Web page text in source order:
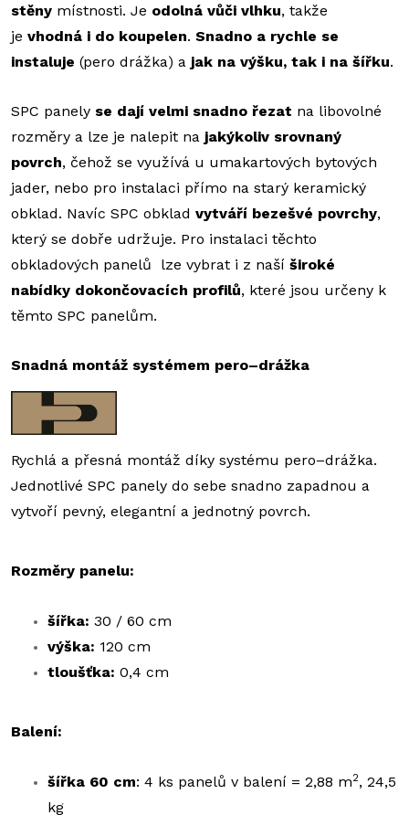
stěny místnosti. Je odolná vůči vlhku, takže
je vhodná i do koupelen. Snadno a rychle se
instaluje (pero drážka) a jak na výšku, tak i na šířku.
SPC panely se dají velmi snadno řezat na libovolné
rozměry a lze je nalepit na jakýkoliv srovnaný
povrch, čehož se využívá u umakartových bytových
jader, nebo pro instalaci přímo na starý keramický
obklad. Navíc SPC obklad vytváří bezešvé povrchy,
který se dobře udržuje. Pro instalaci těchto
obkladových panelů lze vybrat i z naší široké
nabídky dokončovacích profilů, které jsou určeny k
těmto SPC panelům.
Snadná montáž systémem pero–drážka
Rychlá a přesná montáž díky systému pero–drážka.
Jednotlivé SPC panely do sebe snadno zapadnou a
vytvoří pevný, elegantní a jednotný povrch.
Rozměry panelu:
šířka: 30 / 60 cm
výška: 120 cm
tloušťka: 0,4 cm
Balení:
šířka 60 cm: 4 ks panelů v balení = 2,88 m2, 24,5
kg